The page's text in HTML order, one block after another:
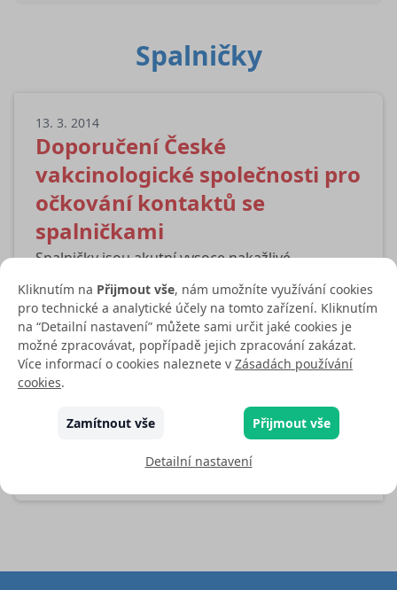
Spalničky
13. 3. 2014
Doporučení České
vakcinologické společnosti pro
očkování kontaktů se
spalničkami
Spalničky jsou akutní vysoce nakažlivé
exantémové onemocnění vyvolané virem
ze skupiny paramyxovirů s inkubační dobou
8-21 dnů. Onemocnění se přenáší kapénkovou
infekcí. V první katarální fázi, která začíná
obvykle 10. den po nákaze a trvá přibližně 4 dny
je přítomna horečka, rýma, kašel
a konjunktivitida.
Kliknutím na Přijmout vše, nám umožníte využívání cookies
pro technické a analytické účely na tomto zařízení. Kliknutím
na “Detailní nastavení” můžete sami určit jaké cookies je
možné zpracovávat, popřípadě jejich zpracování zakázat.
Více informací o cookies naleznete v Zásadách používání
cookies.
Zamítnout vše Přijmout vše
Detailní nastavení